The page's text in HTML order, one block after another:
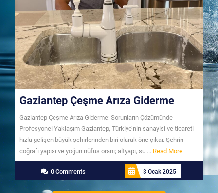
Gaziantep Çeşme Arıza Giderme
Gaziantep Çeşme Arıza Giderme: Sorunların Çözümünde
Profesyonel Yaklaşım Gaziantep, Türkiye’nin sanayisi ve ticareti
hızla gelişen büyük şehirlerinden biri olarak öne çıkar. Şehrin
coğrafi yapısı ve yoğun nüfus oranı; altyapı, su ... Read MoreRead
More
0 Comments
3 Ocak 2025